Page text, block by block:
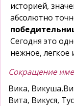
историей,
абсолютно
Сегодня это
нежное, легкое
Сокращение
Вика,
Вита, Викуся,